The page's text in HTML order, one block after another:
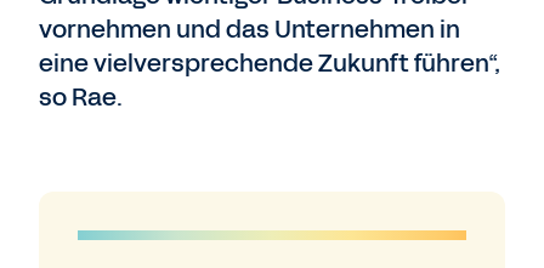
vornehmen und das Unternehmen in
eine vielversprechende Zukunft führen“,
so Rae.